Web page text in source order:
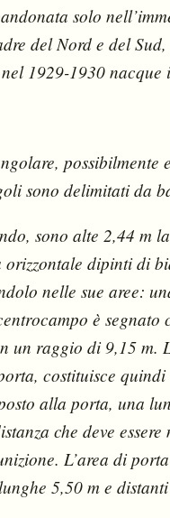
solo
del Nord e del
1929-1930
possibilmente
sono delimitati da
sono alte 2,44 m
dipinti di
nelle sue aree:
è segnato
raggio di 9,15 m.
costituisce
alla porta, una
che deve
L’area di
5,50 m e